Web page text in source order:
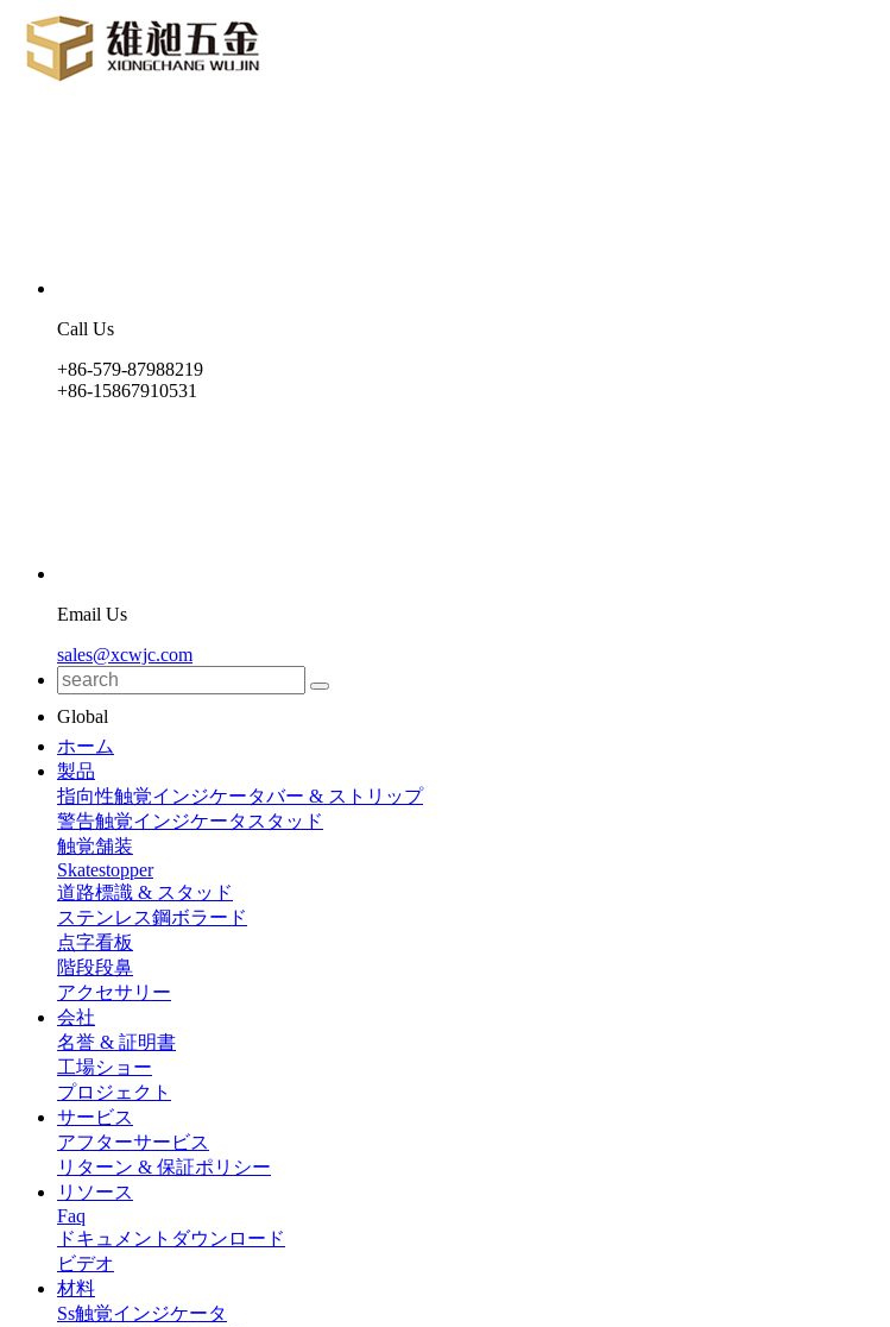
Call Us
+86-579-87988219
+86-15867910531
Email Us
sales@xcwjc.com
Global
ホーム
製品
指向性触覚インジケータバー & ストリップ
警告触覚インジケータスタッド
触覚舗装
Skatestopper
道路標識 & スタッド
ステンレス鋼ボラード
点字看板
階段段鼻
アクセサリー
会社
名誉 & 証明書
工場ショー
プロジェクト
サービス
アフターサービス
リターン & 保証ポリシー
リソース
Faq
ドキュメントダウンロード
ビデオ
材料
Ss触覚インジケータ